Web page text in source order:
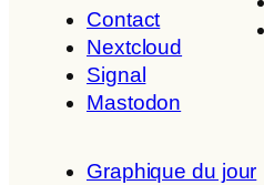
Contact
Nextcloud
Signal
Mastodon
Graphique du jour